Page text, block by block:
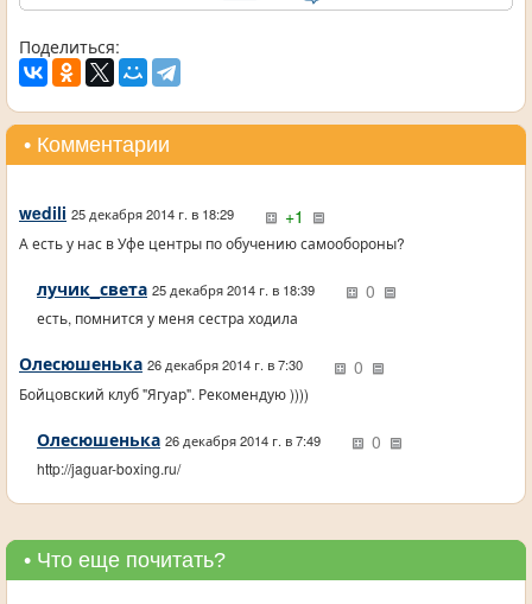
Поделиться:
• Комментарии
wedili 25 декабря 2014 г. в 18:29 +1
А есть у нас в Уфе центры по обучению самообороны?
лучик_света 25 декабря 2014 г. в 18:39 0
есть, помнится у меня сестра ходила
Олесюшенька 26 декабря 2014 г. в 7:30 0
Бойцовский клуб "Ягуар". Рекомендую ))))
Олесюшенька 26 декабря 2014 г. в 7:49 0
http://jaguar-boxing.ru/
• Что еще почитать?